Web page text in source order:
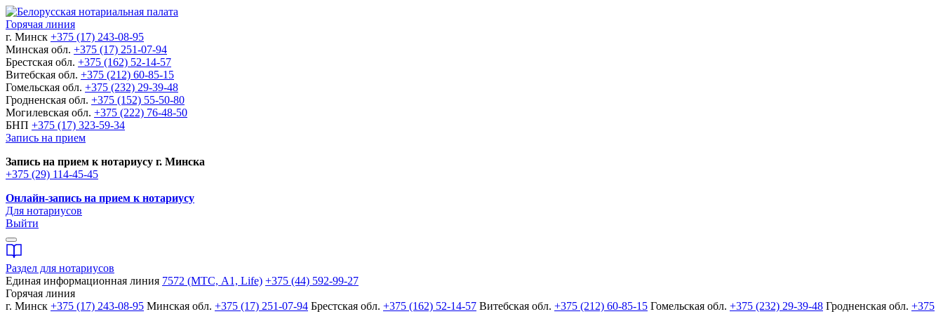
Горячая линия
г. Минск +375 (17) 243-08-95
Минская обл. +375 (17) 251-07-94
Брестская обл. +375 (162) 52-14-57
Витебская обл. +375 (212) 60-85-15
Гомельская обл. +375 (232) 29-39-48
Гродненская обл. +375 (152) 55-50-80
Могилевская обл. +375 (222) 76-48-50
БНП +375 (17) 323-59-34
Запись на прием
Запись на прием к нотариусу г. Минска
+375 (29) 114-45-45
Онлайн-запись на прием к нотариусу
Для нотариусов
Выйти
Раздел для нотариусов
Единая информационная линия 7572 (МТС, A1, Life) +375 (44) 592-99-27
Горячая линия
г. Минск +375 (17) 243-08-95 Минская обл. +375 (17) 251-07-94 Брестская обл. +375 (162) 52-14-57 Витебская обл. +375 (212) 60-85-15 Гомельская обл. +375 (232) 29-39-48 Гродненская обл. +375